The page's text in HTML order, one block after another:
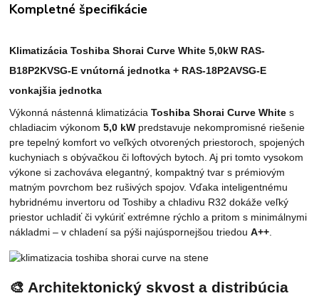
Kompletné špecifikácie
Klimatizácia Toshiba Shorai Curve White 5,0kW RAS-
B18P2KVSG-E vnútorná jednotka + RAS-18P2AVSG-E
vonkajšia jednotka
Výkonná nástenná klimatizáciaToshiba Shorai Curve White s
chladiacim výkonom5,0 kW predstavuje nekompromisné riešenie
pre tepelný komfort vo veľkých otvorených priestoroch, spojených
kuchyniach s obývačkou či loftových bytoch. Aj pri tomto vysokom
výkone si zachováva elegantný, kompaktný tvar s prémiovým
matným povrchom bez rušivých spojov. Vďaka inteligentnému
hybridnému invertoru od Toshiby a chladivu R32 dokáže veľký
priestor uchladiť či vykúriť extrémne rýchlo a pritom s minimálnymi
nákladmi – v chladení sa pýši najúspornejšou triedouA++.
🎨 Architektonický skvost a distribúcia